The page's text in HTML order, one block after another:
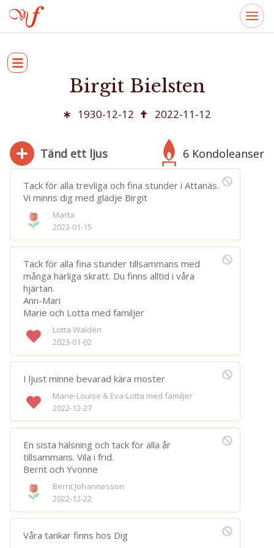
Birgit Bielsten
1930-12-12 2022-11-12
Tänd ett ljus 6 Kondoleanser
Jag har läst och accepterar villkoren
Spara
Välj bakgrund Symbol
Tack för alla trevliga och fina stunder i Attanäs.
Vi minns dig med glädje Birgit
Marta
2023-01-15
Tack för alla fina stunder tillsammans med
många härliga skratt. Du finns alltid i våra
hjärtan.
Ann-Mari
Marie och Lotta med familjer
Lotta Waldén
2023-01-02
I ljust minne bevarad kära moster
Marie-Louise & Eva-Lotta med familjer
2022-12-27
En sista hälsning och tack för alla år
tillsammans. Vila i frid.
Bernt och Yvonne
Bernt Johannesson
2022-12-22
Våra tankar finns hos Dig